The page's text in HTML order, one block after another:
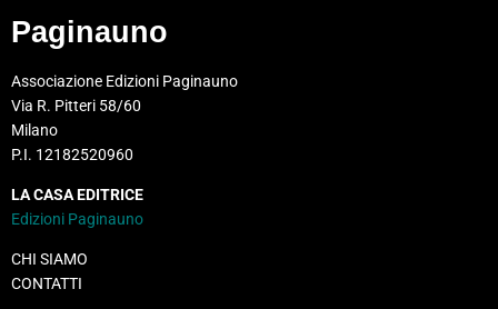
Paginauno
Associazione Edizioni Paginauno
Via R. Pitteri 58/60
Milano
P.I. 12182520960
LA CASA EDITRICE
Edizioni Paginauno
CHI SIAMO
CONTATTI